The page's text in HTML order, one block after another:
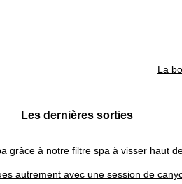
La
Les dernières sorties
grâce à notre filtre spa à visser haut
autrement avec une session de